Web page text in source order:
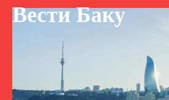
Вести Баку